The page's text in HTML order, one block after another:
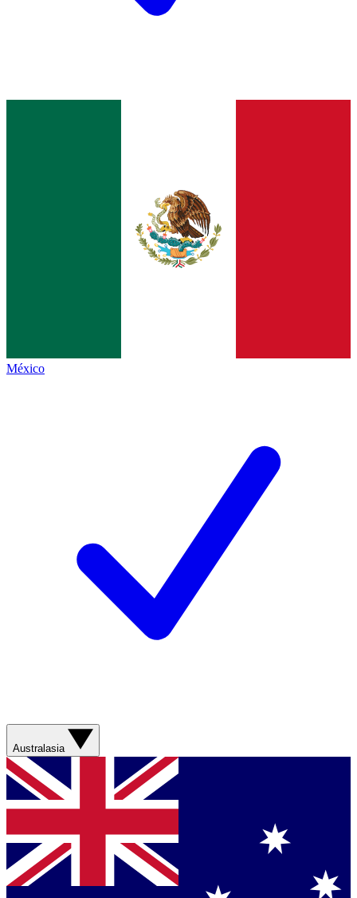
México
Australasia